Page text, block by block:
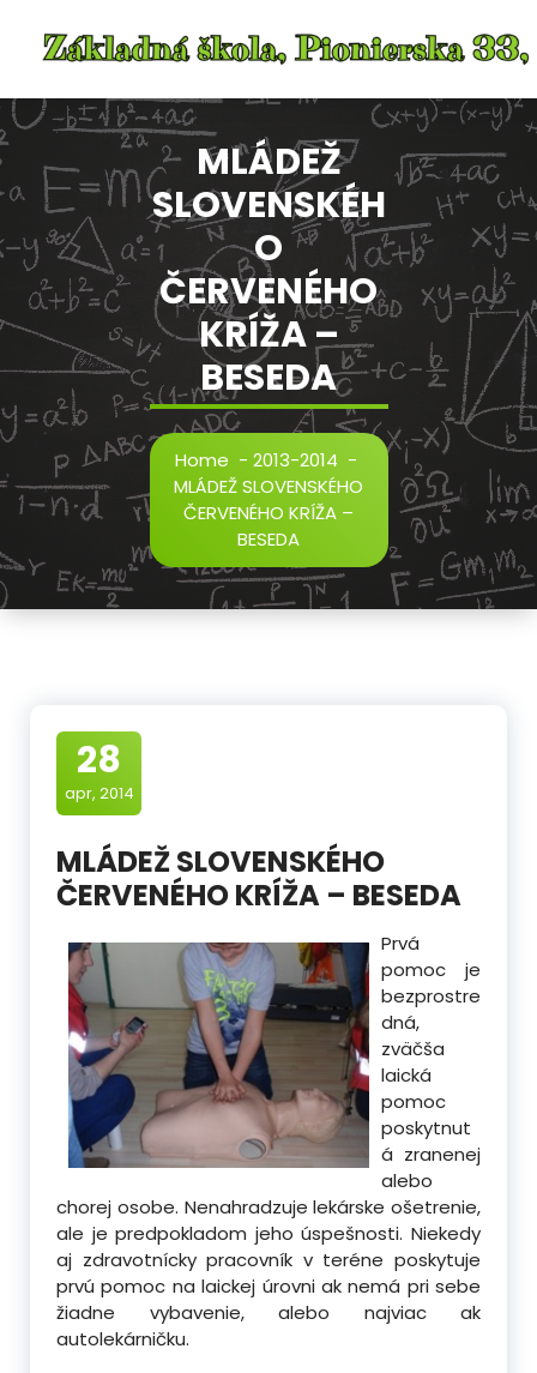
content
MLÁDEŽ
SLOVENSKÉH
O
ČERVENÉHO
KRÍŽA –
BESEDA
Home - 2013-2014 -
MLÁDEŽ SLOVENSKÉHO
ČERVENÉHO KRÍŽA –
BESEDA
28
apr, 2014
MLÁDEŽ SLOVENSKÉHO
ČERVENÉHO KRÍŽA – BESEDA
Prvá
pomoc je
bezprostre
dná,
zväčša
laická
pomoc
poskytnut
á zranenej
alebo
chorej osobe. Nenahradzuje lekárske ošetrenie,
ale je predpokladom jeho úspešnosti. Niekedy
aj zdravotnícky pracovník v teréne poskytuje
prvú pomoc na laickej úrovni ak nemá pri sebe
žiadne vybavenie, alebo najviac ak
autolekárničku.